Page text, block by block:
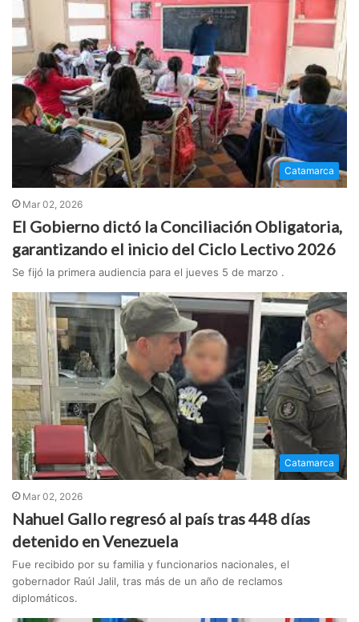
Catamarca
Mar 02, 2026
El Gobierno dictó la Conciliación Obligatoria,
garantizando el inicio del Ciclo Lectivo 2026
Se fijó la primera audiencia para el jueves 5 de marzo .
Catamarca
Mar 02, 2026
Nahuel Gallo regresó al país tras 448 días
detenido en Venezuela
Fue recibido por su familia y funcionarios nacionales, el
gobernador Raúl Jalil, tras más de un año de reclamos
diplomáticos.